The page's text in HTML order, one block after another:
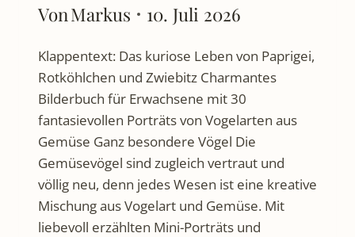
VonMarkus 10. Juli 2026
Klappentext: Das kuriose Leben von Paprigei,
Rotköhlchen und Zwiebitz Charmantes
Bilderbuch für Erwachsene mit 30
fantasievollen Porträts von Vogelarten aus
Gemüse Ganz besondere Vögel Die
Gemüsevögel sind zugleich vertraut und
völlig neu, denn jedes Wesen ist eine kreative
Mischung aus Vogelart und Gemüse. Mit
liebevoll erzählten Mini-Porträts und